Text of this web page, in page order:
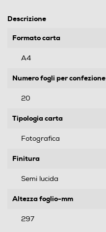
Descrizione
Formato carta
A4
Numero fogli per confezione
20
Tipologia carta
Fotografica
Finitura
Semi lucida
Altezza foglio-mm
297